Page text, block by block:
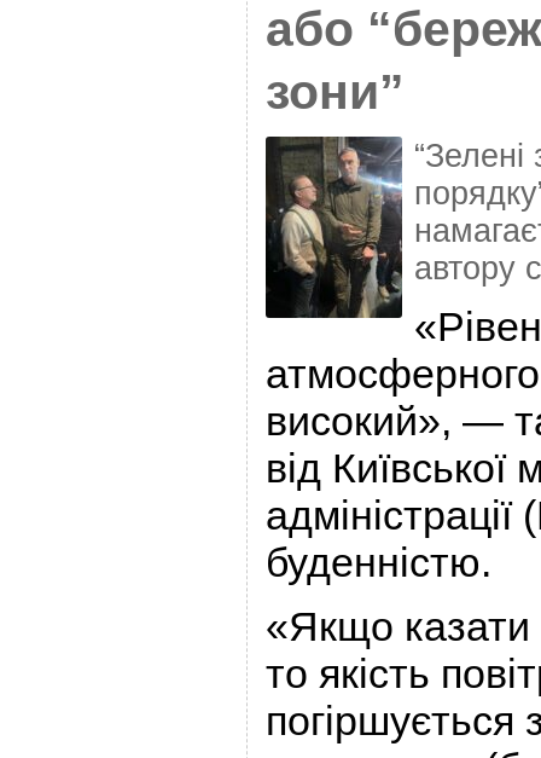
або
зони”
“Зелені
автору
атмосферного
високий», —
від Київської
буденністю.
«Якщо казати
то якість
погіршується